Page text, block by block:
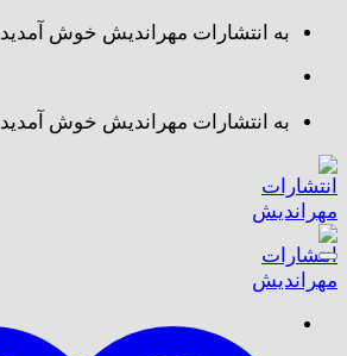
Skip
content
به انتشارات مهراندیش خوش آمدید
به انتشارات مهراندیش خوش آمدید